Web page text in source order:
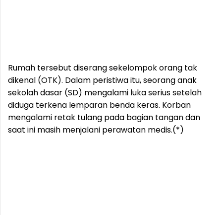
Rumah tersebut diserang sekelompok orang tak
dikenal (OTK). Dalam peristiwa itu, seorang anak
sekolah dasar (SD) mengalami luka serius setelah
diduga terkena lemparan benda keras. Korban
mengalami retak tulang pada bagian tangan dan
saat ini masih menjalani perawatan medis.(*)